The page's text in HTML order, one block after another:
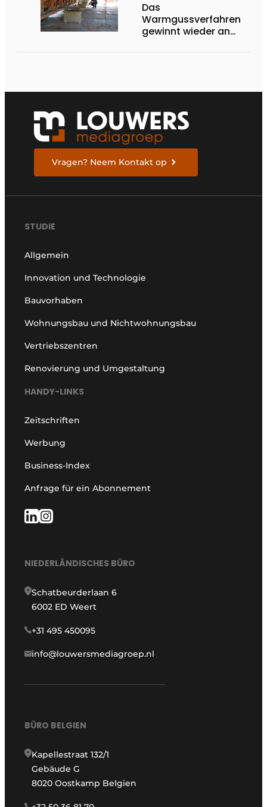
Das
Warmgussverfahren
gewinnt wieder an
Vragen? Neem Kontakt op
STUDIE
Allgemein
Innovation und Technologie
Bauvorhaben
Wohnungsbau und Nichtwohnungsbau
Vertriebszentren
Renovierung und Umgestaltung
HANDY-LINKS
Zeitschriften
Werbung
Business-Index
Anfrage für ein Abonnement
NIEDERLÄNDISCHES BÜRO
Schatbeurderlaan 6
6002 ED Weert
+31 495 450095
info@louwersmediagroep.nl
BÜRO BELGIEN
Kapellestraat 132/1
Gebäude G
8020 Oostkamp Belgien